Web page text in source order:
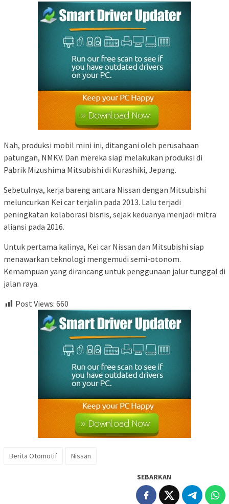
Nah, produksi mobil mini ini, ditangani oleh perusahaan
patungan, NMKV. Dan mereka siap melakukan produksi di
Pabrik Mizushima Mitsubishi di Kurashiki, Jepang.
Sebetulnya, kerja bareng antara Nissan dengan Mitsubishi
meluncurkan Kei car terjalin pada 2013. Lalu terjadi
peningkatan kolaborasi bisnis, sejak keduanya menjadi mitra
aliansi pada 2016.
Untuk pertama kalinya, Kei car Nissan dan Mitsubishi siap
menawarkan teknologi mengemudi semi-otonom.
Kemampuan yang dirancang untuk penggunaan jalur tunggal di
jalan raya.
Post Views: 660
Berita Otomotif Nissan
SEBARKAN